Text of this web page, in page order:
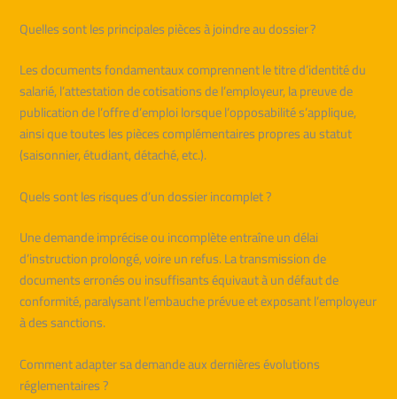
Quelles sont les principales pièces à joindre au dossier ?
Les documents fondamentaux comprennent le titre d’identité du
salarié, l’attestation de cotisations de l’employeur, la preuve de
publication de l’offre d’emploi lorsque l’opposabilité s’applique,
ainsi que toutes les pièces complémentaires propres au statut
(saisonnier, étudiant, détaché, etc.).
Quels sont les risques d’un dossier incomplet ?
Une demande imprécise ou incomplète entraîne un délai
d’instruction prolongé, voire un refus. La transmission de
documents erronés ou insuffisants équivaut à un défaut de
conformité, paralysant l’embauche prévue et exposant l’employeur
à des sanctions.
Comment adapter sa demande aux dernières évolutions
réglementaires ?